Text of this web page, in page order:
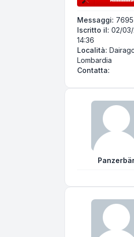
Messaggi: 7695
Iscritto il: 02/03/
14:36
Località:
Lombardia
Contatta: